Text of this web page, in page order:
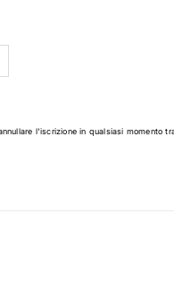
l'iscrizione in qualsiasi momento